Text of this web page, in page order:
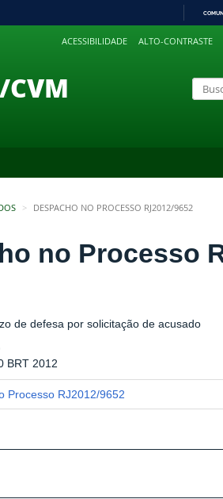
PARA
ACESSIBILIDADE ALTO-CONTRASTE
CVM
DESPACHO NO PROCESSO RJ2012/9652
no Processo
de defesa por solicitação de acusado
BRT 2012
Processo RJ2012/9652